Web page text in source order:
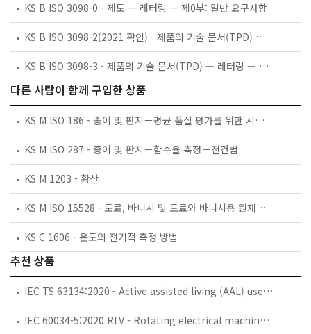
KS B ISO 3098-0 - 제도 — 레터링 — 제0부: 일반 요구사항
KS B ISO 3098-2(2021 확인) - 제품의 기술 문서(TPD) — 레터링 — 제2부: 로마자, 숫자 및 표시
KS B ISO 3098-3 - 제품의 기술 문서(TPD) — 레터링 — 제3부: 그리스 문자
다른 사람이 함께 구입한 상품
KS M ISO 186 - 종이 및 판지－평균 품질 평가를 위한 시료 채취
KS M ISO 287 - 종이 및 판지－함수율 측정－전건법
KS M 1203 - 황산
KS M ISO 15528 - 도료, 바니시 및 도료와 바니시용 원재료－시료 채취
KS C 1606 - 온도의 전기적 측정 방법
추천 상품
IEC TS 63134:2020 - Active assisted living (AAL) use cases
IEC 60034-5:2020 RLV - Rotating electrical machines - Part 5: Degrees of protection provided by the integral design of rotating electrical machines (IP code) - Classification